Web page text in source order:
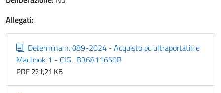
Allegati:
Determina n. 089-2024 - Acquisto pc ultraportatili e
Macbook 1 - CIG . B36811650B
PDF 221,21 KB